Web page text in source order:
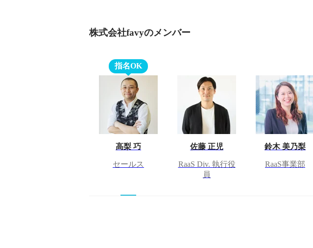
株式会社favyのメンバー
指名OK
高梨 巧
セールス
佐藤 正児
RaaS Div. 執行役
員
鈴木 美乃梨
RaaS事業部